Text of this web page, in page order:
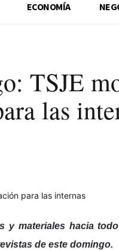
ECONOMÍA
TSJE
las
y materiales hacia
de este domingo.